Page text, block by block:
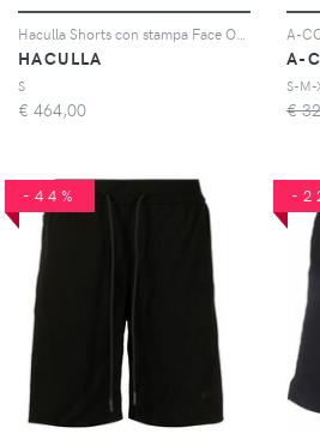
HACULLA
S
€ 464,00
A-
S-M-
€
-44% -